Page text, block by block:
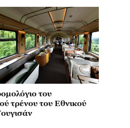
του
τρένου του Εθνικού